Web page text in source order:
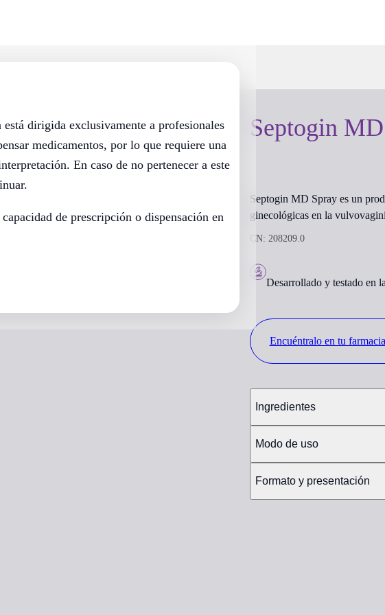
dirigida exclusivamente a profesionales
medicamentos, por lo que requiere una
En caso de no pertenecer a este
de prescripción o dispensación en
Septogin
Septogin MD Spray es un
ginecológicas en la
CN: 208209.0
Desarrollado y testado en
Encuéntralo en tu farmacia
Ingredientes
Modo de uso
Formato y presentación